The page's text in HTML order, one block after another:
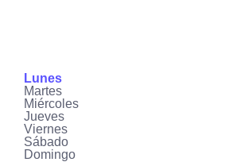
Lunes
Martes
Miércoles
Jueves
Viernes
Sábado
Domingo